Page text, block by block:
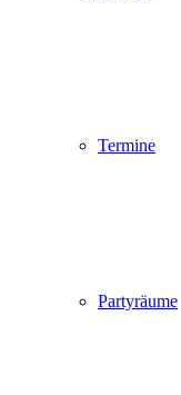
Termine
Partyräume